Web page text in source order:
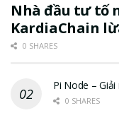
Nhà đầu tư tố
KardiaChain
0 SHARES
Pi Node –
0 SHARES